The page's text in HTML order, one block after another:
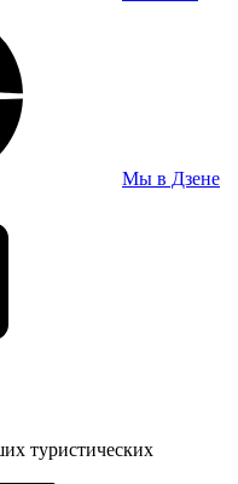
Мы в Дзене
туристических